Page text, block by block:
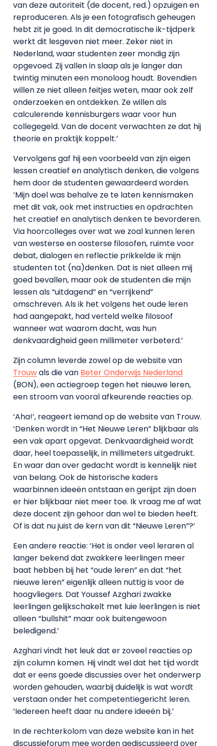
van deze autoriteit (de docent, red.) opzuigen en
reproduceren. Als je een fotografisch geheugen
hebt zit je goed. In dit democratische ik-tijdperk
werkt dit lesgeven niet meer. Zeker niet in
Nederland, waar studenten zeer mondig zijn
opgevoed. Zij vallen in slaap als je langer dan
twintig minuten een monoloog houdt. Bovendien
willen ze niet alleen feitjes weten, maar ook zelf
onderzoeken en ontdekken. Ze willen als
calculerende kennisburgers waar voor hun
collegegeld. Van de docent verwachten ze dat hij
theorie en praktijk koppelt.’
Vervolgens gaf hij een voorbeeld van zijn eigen
lessen creatief en analytisch denken, die volgens
hem door de studenten gewaardeerd worden.
‘Mijn doel was behalve ze te laten kennismaken
met dit vak, ook met instructies en opdrachten
het creatief en analytisch denken te bevorderen.
Via hoorcolleges over wat we zoal kunnen leren
van westerse en oosterse filosofen, ruimte voor
debat, dialogen en reflectie prikkelde ik mijn
studenten tot (na)denken. Dat is niet alleen mij
goed bevallen, maar ook de studenten die mijn
lessen als “uitdagend” en “verrijkend”
omschreven. Als ik het volgens het oude leren
had aangepakt, had verteld welke filosoof
wanneer wat waarom dacht, was hun
denkvaardigheid geen millimeter verbeterd.’
Zijn column leverde zowel op de website van
Trouwals die van Beter Onderwijs Nederland
(BON), een actiegroep tegen het nieuwe leren,
een stroom van vooral afkeurende reacties op.
‘Aha!’, reageert iemand op de website van Trouw.
‘Denken wordt in “Het Nieuwe Leren” blijkbaar als
een vak apart opgevat. Denkvaardigheid wordt
daar, heel toepasselijk, in millimeters uitgedrukt.
En waar dan over gedacht wordt is kennelijk niet
van belang. Ook de historische kaders
waarbinnen ideeën ontstaan en gerijpt zijn doen
er hier blijkbaar niet meer toe. Ik vraag me af wat
deze docent zijn gehoor dan wel te bieden heeft.
Of is dat nu juist de kern van dit “Nieuwe Leren”?’
Een andere reactie: ‘Het is onder veel leraren al
langer bekend dat zwakkere leerlingen meer
baat hebben bij het “oude leren” en dat “het
nieuwe leren” eigenlijk alleen nuttig is voor de
hoogvliegers. Dat Youssef Azghari zwakke
leerlingen gelijkschakelt met luie leerlingen is niet
alleen “bullshit” maar ook buitengewoon
beledigend.’
Azghari vindt het leuk dat er zoveel reacties op
zijn column komen. Hij vindt wel dat het tijd wordt
dat er eens goede discussies over het onderwerp
worden gehouden, waarbij duidelijk is wat wordt
verstaan onder het competentiegericht leren.
‘Iedereen heeft daar nu andere ideeën bij.’
In de rechterkolom van deze website kan in het
discussieforum mee worden gediscussieerd over